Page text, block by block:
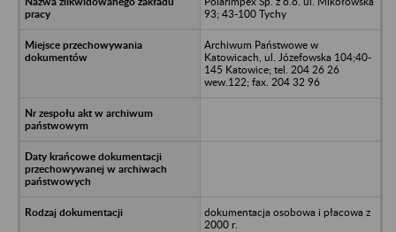
93; 43-100 Tychy
Archiwum Państwowe w
Katowicach, ul. Józefowska 104;40-
145 Katowice; tel. 204 26 26
wew.122; fax. 204 32 96
dokumentacja osobowa i płacowa z
2000 r.